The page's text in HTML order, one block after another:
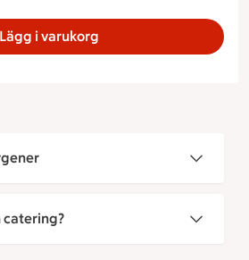
Lägg i varukorg
catering?